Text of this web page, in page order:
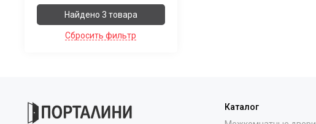
Найдено 3 товара
Сбросить фильтр
Каталог